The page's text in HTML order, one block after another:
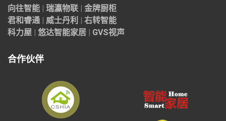
向往智能
瑞瀛物联
金牌厨柜
君和睿通
威士丹利
右转智能
科力屋
悠达智能家居 GVS视声
合作伙伴